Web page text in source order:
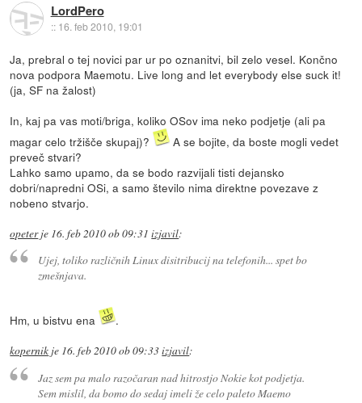
LordPero
:: 16. feb 2010, 19:01
Ja, prebral o tej novici par ur po oznanitvi, bil zelo vesel. Končno
nova podpora Maemotu. Live long and let everybody else suck it!
(ja, SF na žalost)
In, kaj pa vas moti/briga, koliko OSov ima neko podjetje (ali pa
magar celo tržišče skupaj)?
A se bojite, da boste mogli vedet
preveč stvari?
Lahko samo upamo, da se bodo razvijali tisti dejansko
dobri/napredni OSi, a samo število nima direktne povezave z
nobeno stvarjo.
opeterje 16. feb 2010 ob 09:31 izjavil:
Ujej, toliko različnih Linux disitribucij na telefonih... spet bo
zmešnjava.
Hm, u bistvu ena .
kopernik je 16. feb 2010 ob 09:33izjavil:
Jaz sem pa malo razočaran nad hitrostjo Nokie kot podjetja.
Sem mislil, da bomo do sedaj imeli že celo paleto Maemo